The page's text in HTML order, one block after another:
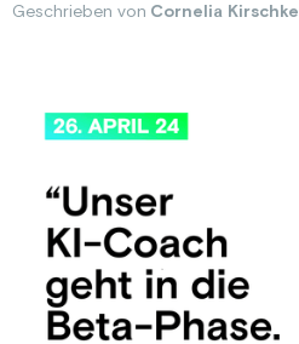
Geschrieben von Cornelia Kirschke